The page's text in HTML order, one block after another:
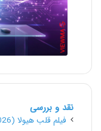
نقد و بررسی
فیلم قلب هیولا (Heart of the Beast 2026)